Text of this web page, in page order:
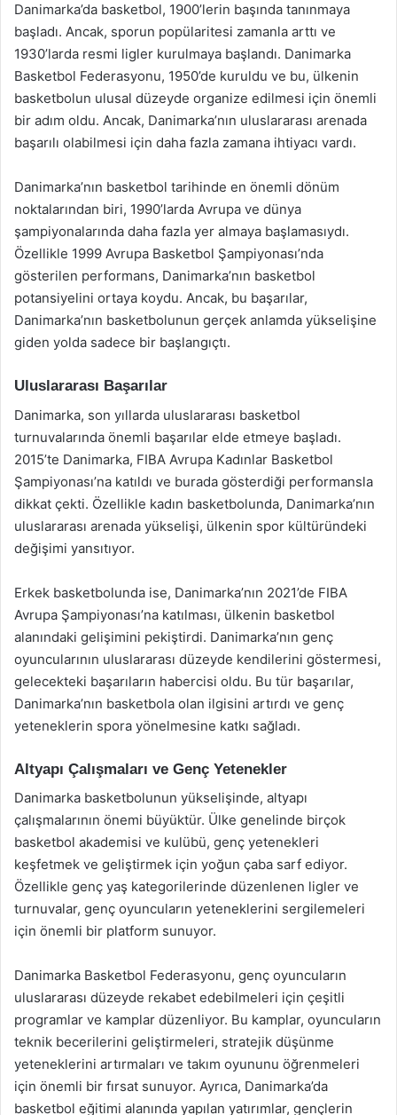
Danimarka’da basketbol, 1900’lerin başında tanınmaya
başladı. Ancak, sporun popülaritesi zamanla arttı ve
1930’larda resmi ligler kurulmaya başlandı. Danimarka
Basketbol Federasyonu, 1950’de kuruldu ve bu, ülkenin
basketbolun ulusal düzeyde organize edilmesi için önemli
bir adım oldu. Ancak, Danimarka’nın uluslararası arenada
başarılı olabilmesi için daha fazla zamana ihtiyacı vardı.
Danimarka’nın basketbol tarihinde en önemli dönüm
noktalarından biri, 1990’larda Avrupa ve dünya
şampiyonalarında daha fazla yer almaya başlamasıydı.
Özellikle 1999 Avrupa Basketbol Şampiyonası’nda
gösterilen performans, Danimarka’nın basketbol
potansiyelini ortaya koydu. Ancak, bu başarılar,
Danimarka’nın basketbolunun gerçek anlamda yükselişine
giden yolda sadece bir başlangıçtı.
Uluslararası Başarılar
Danimarka, son yıllarda uluslararası basketbol
turnuvalarında önemli başarılar elde etmeye başladı.
2015’te Danimarka, FIBA Avrupa Kadınlar Basketbol
Şampiyonası’na katıldı ve burada gösterdiği performansla
dikkat çekti. Özellikle kadın basketbolunda, Danimarka’nın
uluslararası arenada yükselişi, ülkenin spor kültüründeki
değişimi yansıtıyor.
Erkek basketbolunda ise, Danimarka’nın 2021’de FIBA
Avrupa Şampiyonası’na katılması, ülkenin basketbol
alanındaki gelişimini pekiştirdi. Danimarka’nın genç
oyuncularının uluslararası düzeyde kendilerini göstermesi,
gelecekteki başarıların habercisi oldu. Bu tür başarılar,
Danimarka’nın basketbola olan ilgisini artırdı ve genç
yeteneklerin spora yönelmesine katkı sağladı.
Altyapı Çalışmaları ve Genç Yetenekler
Danimarka basketbolunun yükselişinde, altyapı
çalışmalarının önemi büyüktür. Ülke genelinde birçok
basketbol akademisi ve kulübü, genç yetenekleri
keşfetmek ve geliştirmek için yoğun çaba sarf ediyor.
Özellikle genç yaş kategorilerinde düzenlenen ligler ve
turnuvalar, genç oyuncuların yeteneklerini sergilemeleri
için önemli bir platform sunuyor.
Danimarka Basketbol Federasyonu, genç oyuncuların
uluslararası düzeyde rekabet edebilmeleri için çeşitli
programlar ve kamplar düzenliyor. Bu kamplar, oyuncuların
teknik becerilerini geliştirmeleri, stratejik düşünme
yeteneklerini artırmaları ve takım oyununu öğrenmeleri
için önemli bir fırsat sunuyor. Ayrıca, Danimarka’da
basketbol eğitimi alanında yapılan yatırımlar, gençlerin